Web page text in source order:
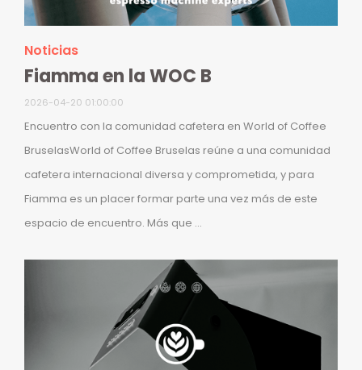
Noticias
Fiamma en la WOC B
2026-04-20 01:00:00
Encuentro con la comunidad cafetera en World of Coffee
BruselasWorld of Coffee Bruselas reúne a una comunidad
cafetera internacional diversa y comprometida, y para
Fiamma es un placer formar parte una vez más de este
espacio de encuentro. Más que ...